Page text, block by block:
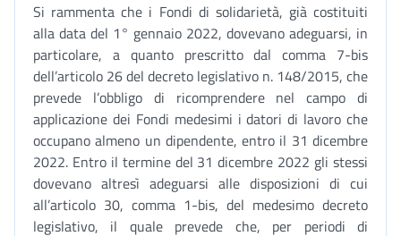
Si rammenta che i Fondi di solidarietà, già costituiti
alla data del 1° gennaio 2022, dovevano adeguarsi, in
particolare, a quanto prescritto dal comma 7-bis
dell’articolo 26 del decreto legislativo n. 148/2015, che
prevede l’obbligo di ricomprendere nel campo di
applicazione dei Fondi medesimi i datori di lavoro che
occupano almeno un dipendente, entro il 31 dicembre
2022. Entro il termine del 31 dicembre 2022 gli stessi
dovevano altresì adeguarsi alle disposizioni di cui
all’articolo 30, comma 1-bis, del medesimo decreto
legislativo, il quale prevede che, per periodi di